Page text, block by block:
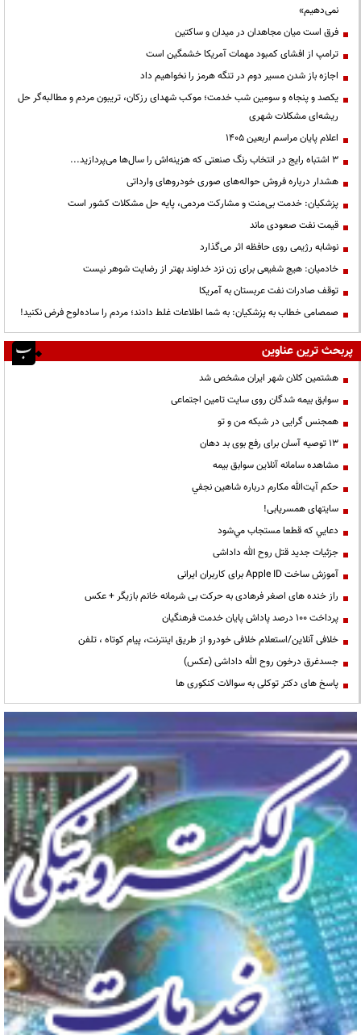
نمی‌دهیم»
فرق است میان مجاهدان در میدان و ساکتین
ترامپ از افشای کمبود مهمات آمریکا خشمگین است
اجازه باز شدن مسیر دوم در تنگه هرمز را نخواهیم داد
یکصد و پنجاه و سومین شب خدمت؛ موکب شهدای رزکان، تریبون مردم و مطالبه‌گر حل
ریشه‌ای مشکلات شهری
اعلام پایان مراسم اربعین ۱۴۰۵
3 اشتباه رایج در انتخاب رنگ صنعتی که هزینه‌اش را سال‌ها می‌پردازید...
هشدار درباره فروش حواله‌های صوری خودروهای وارداتی
پزشکیان: خدمت بی‌منت و مشارکت مردمی، پایه حل مشکلات کشور است
قیمت نفت صعودی ماند
نوشابه رژیمی روی حافظه اثر می‌گذارد
خادمیان: هیچ شفیعی برای زن نزد خداوند بهتر از رضایت شوهر نیست
توقف صادرات نفت عربستان به آمریکا
صمصامی خطاب به پزشکیان: به شما اطلاعات غلط دادند؛ مردم را ساده‌لوح فرض نکنید!
پربحث ترین عناوین
هشتمین کلان شهر ایران مشخص شد
سوابق بیمه شدگان روی سایت تامین اجتماعی
همجنس گرایی در شبکه من و تو
13 توصیه آسان برای رفع بوی بد دهان
مشاهده سامانه آنلاين سوابق بیمه
حكم آيت‌الله مكارم درباره شاهين نجفي
سایتهای همسریابی!
دعايي كه قطعا مستجاب مي‌شود
جزئیات جدید قتل روح الله داداشی
آموزش ساخت Apple ID برای کاربران ایرانی
راز خنده های اصغر فرهادی به حرکت بی شرمانه خانم بازیگر + عکس
پرداخت ۱۰۰ درصد پاداش پایان خدمت فرهنگیان
خلافی آنلاین/استعلام خلافی خودرو از طریق اینترنت، پیام کوتاه ، تلفن
جسدغرق درخون روح الله داداشی (عکس)
پاسخ های دکتر توکلی به سوالات کنکوری ها